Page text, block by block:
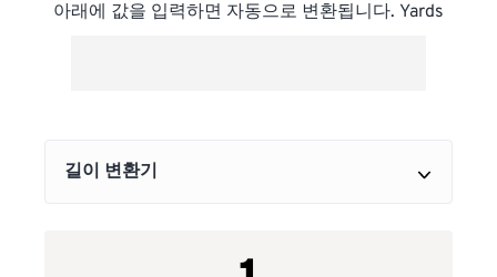
아래에 값을 입력하면 자동으로 변환됩니다. Yards